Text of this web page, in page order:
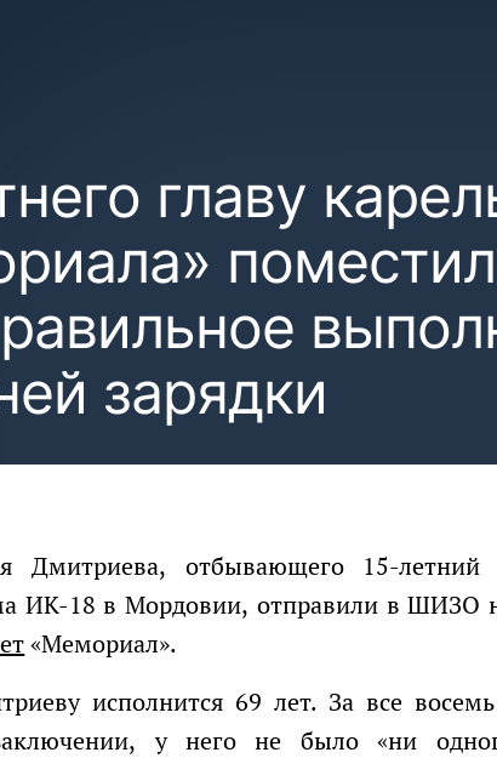
главу
зарядки
ИК-18 в Мордовии, отправили в ШИЗО
«Мемориал».
у него не было «ни